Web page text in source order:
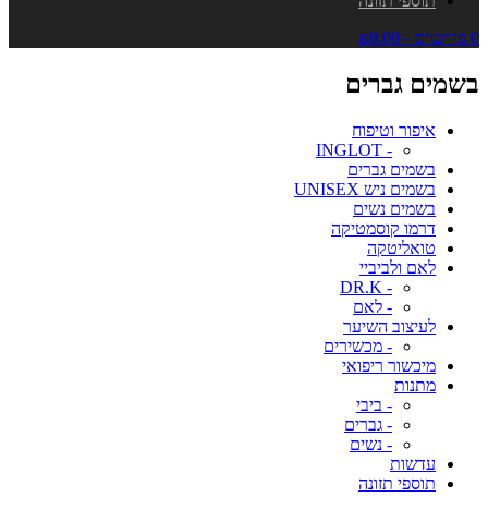
0 פריט\ים - ₪0.00
בשמים גברים
איפור וטיפוח
- INGLOT
בשמים גברים
בשמים ניש UNISEX
בשמים נשים
דרמו קוסמטיקה
טואליטקה
לאם ולביביי
- DR.K
- לאם
לעיצוב השיער
- מכשירים
מיכשור ריפואי
מתנות
- ביבי
- גברים
- נשים
עדשות
תוספי תזונה